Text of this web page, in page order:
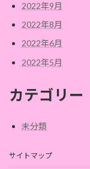
2022年9月
2022年8月
2022年6月
2022年5月
カテゴリー
未分類
サイトマップ